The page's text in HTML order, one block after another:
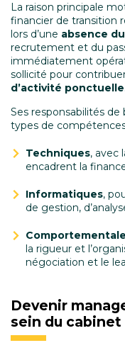
La raison principale
financier de transition
lors d’une absence
recrutement et du
immédiatement
sollicité pour
d’activité ponctuelle
Ses responsabilités
types de
Techniques, avec
encadrent la
Informatiques,
de gestion,
la rigueur et
négociation et le
Devenir
sein du cabinet